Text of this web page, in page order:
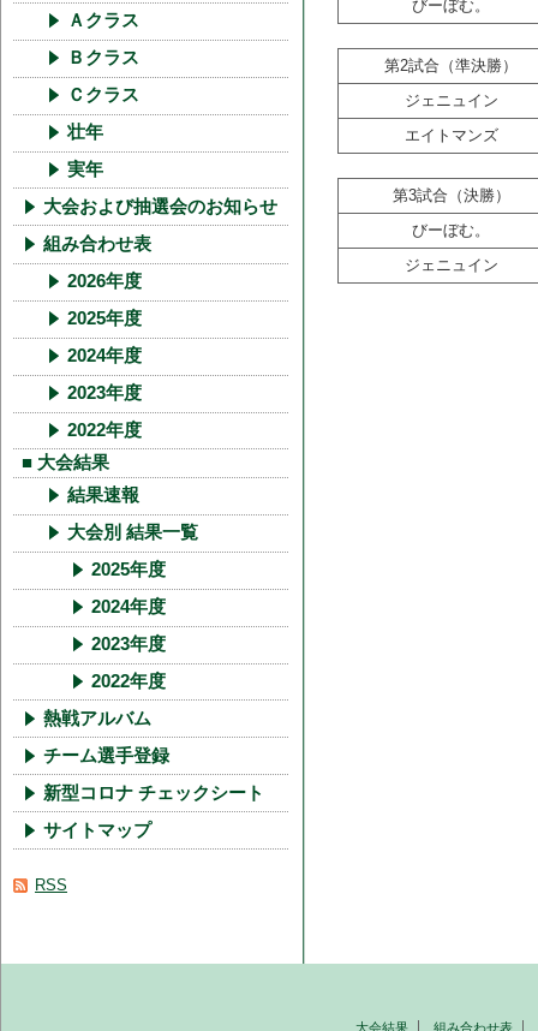
びーぼむ。
第2試合（準決勝）
ジェニュイン
エイトマンズ
第3試合（決勝）
びーぼむ。
ジェニュイン
Ａクラス
Ｂクラス
Ｃクラス
壮年
実年
大会および抽選会のお知らせ
組み合わせ表
2026年度
2025年度
2024年度
2023年度
2022年度
■ 大会結果
結果速報
大会別 結果一覧
2025年度
2024年度
2023年度
2022年度
熱戦アルバム
チーム選手登録
新型コロナ チェックシート
サイトマップ
RSS
大会結果 組み合わせ表